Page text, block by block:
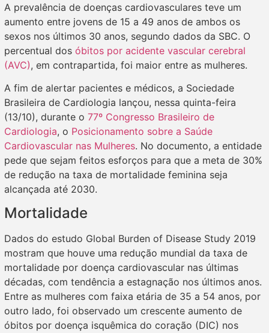
A prevalência de doenças cardiovasculares teve um
aumento entre jovens de 15 a 49 anos de ambos os
sexos nos últimos 30 anos, segundo dados da SBC. O
percentual dos óbitos por acidente vascular cerebral
(AVC), em contrapartida, foi maior entre as mulheres.
A fim de alertar pacientes e médicos, a Sociedade
Brasileira de Cardiologia lançou, nessa quinta-feira
(13/10), durante o 77º Congresso Brasileiro de
Cardiologia, o Posicionamento sobre a Saúde
Cardiovascular nas Mulheres. No documento, a entidade
pede que sejam feitos esforços para que a meta de 30%
de redução na taxa de mortalidade feminina seja
alcançada até 2030.
Mortalidade
Dados do estudo Global Burden of Disease Study 2019
mostram que houve uma redução mundial da taxa de
mortalidade por doença cardiovascular nas últimas
décadas, com tendência a estagnação nos últimos anos.
Entre as mulheres com faixa etária de 35 a 54 anos, por
outro lado, foi observado um crescente aumento de
óbitos por doença isquêmica do coração (DIC) nos